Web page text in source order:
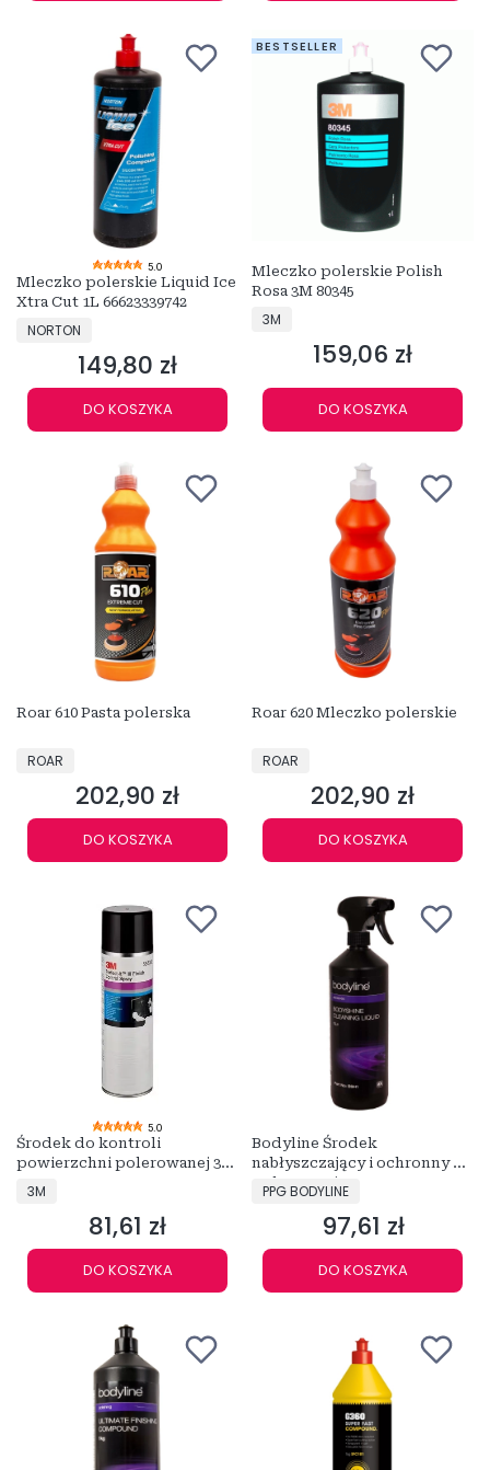
5.0
Mleczko polerskie Liquid Ice
Xtra Cut 1L 66623339742
PRODUCENT
NORTON
Cena
149,80 zł
DO KOSZYKA
BESTSELLER
Mleczko polerskie Polish
Rosa 3M 80345
PRODUCENT
3M
Cena
159,06 zł
DO KOSZYKA
Roar 610 Pasta polerska
PRODUCENT
ROAR
Cena
202,90 zł
DO KOSZYKA
Roar 620 Mleczko polerskie
PRODUCENT
ROAR
Cena
202,90 zł
DO KOSZYKA
5.0
Środek do kontroli
powierzchni polerowanej 3M
PRODUCENT
3M
Cena
81,61 zł
DO KOSZYKA
Bodyline Środek
nabłyszczający i ochronny po
polerowaniu 1L BSH1
PRODUCENT
PPG BODYLINE
Cena
97,61 zł
DO KOSZYKA